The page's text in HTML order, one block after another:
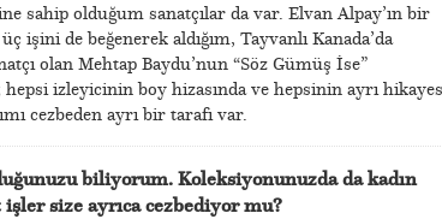
sahip olduğum sanatçılar da var. Elvan Alpay’ın bir
işini de beğenerek aldığım, Tayvanlı Kanada’da
olan Mehtap Baydu’nun “Söz Gümüş İse”
hepsi izleyicinin boy hizasında ve hepsinin ayrı
cezbeden ayrı bir tarafı var.
biliyorum. Koleksiyonunuzda da kadın
size ayrıca cezbediyor mu?